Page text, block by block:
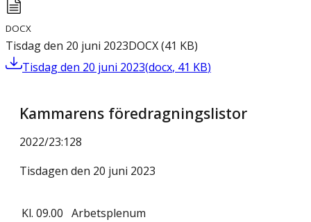
DOCX
Tisdag den 20 juni 2023DOCX(41 KB)
Tisdag den 20 juni 2023(docx, 41 KB)
Kammarens föredragningslistor
2022/23:128
Tisdagen den 20 juni 2023
Kl. 09.00 Arbetsplenum